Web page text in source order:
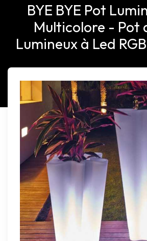
BYE BYE Pot
Multicolore - Pot
Lumineux à Led